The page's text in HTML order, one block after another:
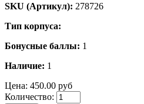
SKU (Артикул): 278726
Тип корпуса:
Бонусные баллы: 1
Наличие: 1
Цена: 450.00 руб
Количество: